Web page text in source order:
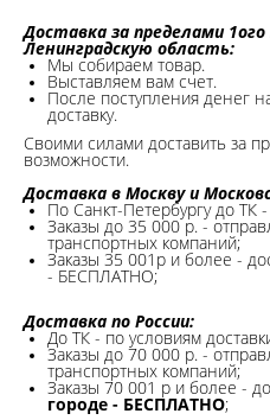
Доставка за пределами
Ленинградскую область:
Мы собираем товар.
Выставляем вам счет.
После поступления денег
доставку.
Своими силами доставить за
возможности.​
Доставка в Москву и
По Санкт-Петербургу до ТК
Заказы до 35 000 р. -
транспортных компаний;
Заказы 35 001р и более -
- БЕСПЛАТНО;
Доставка по России:
До ТК - по условиям
Заказы до 70 000 р. -
транспортных компаний;
Заказы 70 001 р и более -
городе - БЕСПЛАТНО;